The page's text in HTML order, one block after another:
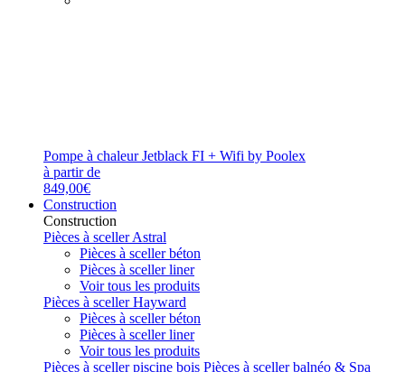
Pompe à chaleur Jetblack FI + Wifi by Poolex
à partir de
849,00€
Construction
Construction
Pièces à sceller Astral
Pièces à sceller béton
Pièces à sceller liner
Voir tous les produits
Pièces à sceller Hayward
Pièces à sceller béton
Pièces à sceller liner
Voir tous les produits
Pièces à sceller piscine bois Pièces à sceller balnéo & Spa